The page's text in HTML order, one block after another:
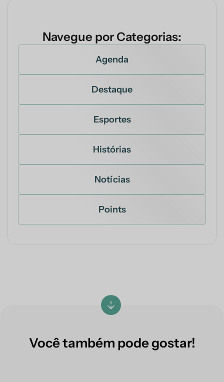
Navegue por Categorias:
Agenda
Destaque
Esportes
Histórias
Notícias
Points
Você também pode gostar!